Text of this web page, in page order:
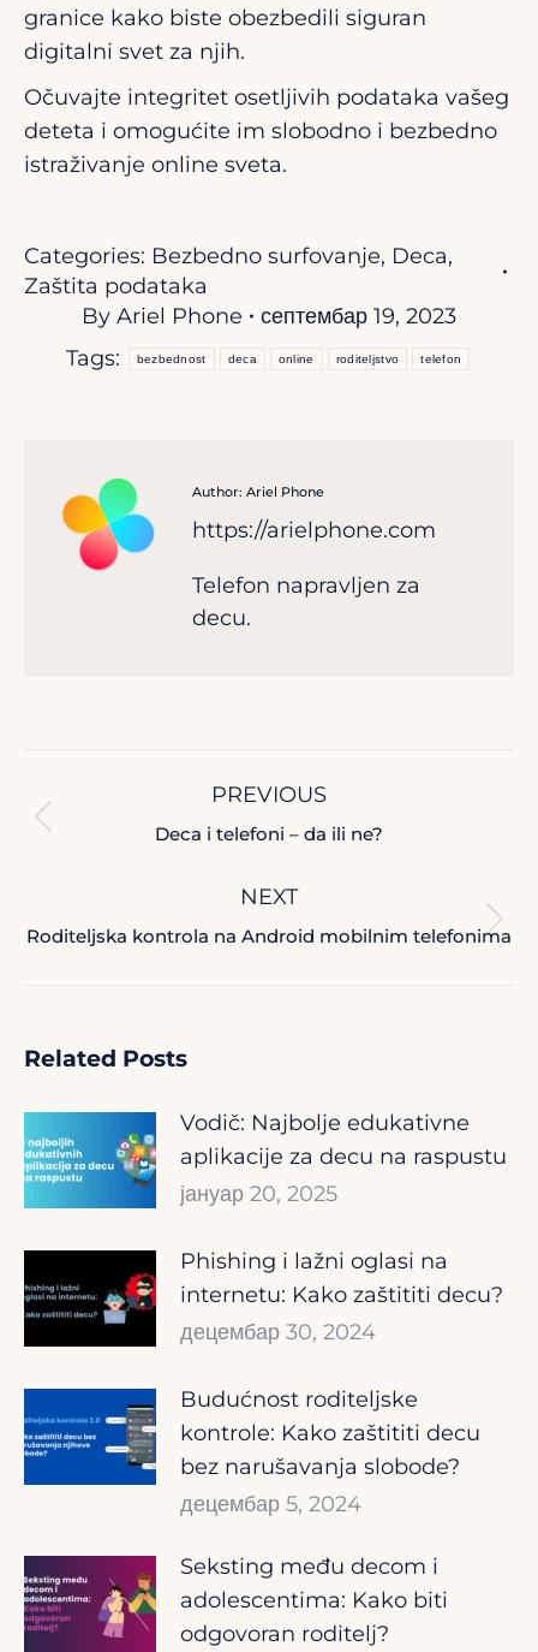
granice kako biste obezbedili siguran
digitalni svet za njih.
Očuvajte integritet osetljivih podataka vašeg
deteta i omogućite im slobodno i bezbedno
istraživanje online sveta.
Categories: Bezbedno surfovanje, Deca,
Zaštita podataka
By Ariel Phone
септембар 19, 2023
Tags:
bezbednost deca online roditeljstvo telefon
Author: Ariel Phone
https://arielphone.com
Telefon napravljen za
decu.
navigation
PREVIOUS
Previous
Deca i telefoni – da ili ne?
NEXT
Next
Roditeljska kontrola na Android mobilnim telefonima
Related Posts
Vodič: Najbolje edukativne
aplikacije za decu na raspustu
јануар 20, 2025
Phishing i lažni oglasi na
internetu: Kako zaštititi decu?
децембар 30, 2024
Budućnost roditeljske
kontrole: Kako zaštititi decu
bez narušavanja slobode?
децембар 5, 2024
Seksting među decom i
adolescentima: Kako biti
odgovoran roditelj?